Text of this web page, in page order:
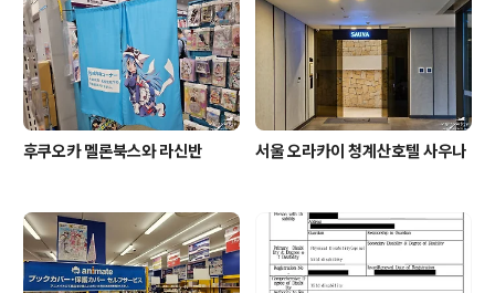
런지 아무도 없습니다.저 처럼 관광 온 일부들이 이 해변에
서 사진을 찍고 있습니다.모모치해변을 찍고 후쿠오카 타
워로 향했습니다.
후쿠오카 멜론북스와 라신반 서울 오라카이 청계산호텔 사우나